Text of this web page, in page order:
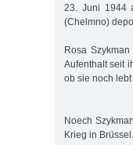
23. Juni 1944
(Chelmno)
Rosa
Aufenthalt seit
ob sie noch
Noech
Krieg in Brüssel.